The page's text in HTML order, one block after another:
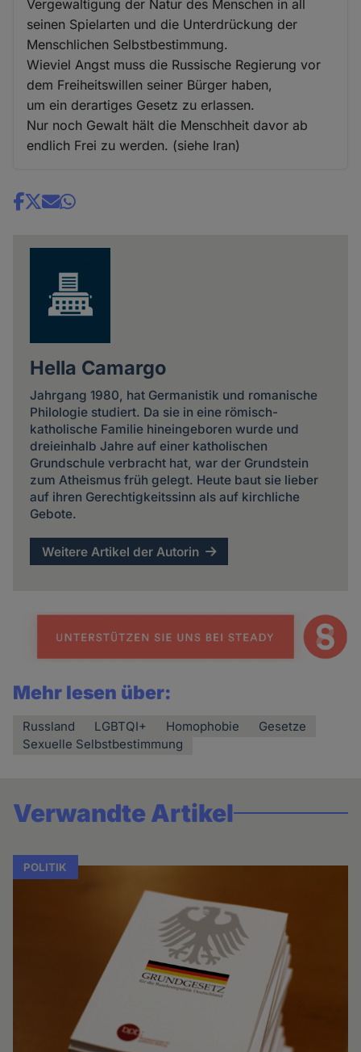
Vergewaltigung der Natur des Menschen in all
seinen Spielarten und die Unterdrückung der
Menschlichen Selbstbestimmung.
Wieviel Angst muss die Russische Regierung vor
dem Freiheitswillen seiner Bürger haben,
um ein derartiges Gesetz zu erlassen.
Nur noch Gewalt hält die Menschheit davor ab
endlich Frei zu werden. (siehe Iran)
Share
Hella Camargo
Jahrgang 1980, hat Germanistik und romanische
Philologie studiert. Da sie in eine römisch-
katholische Familie hineingeboren wurde und
dreieinhalb Jahre auf einer katholischen
Grundschule verbracht hat, war der Grundstein
zum Atheismus früh gelegt. Heute baut sie lieber
auf ihren Gerechtigkeitssinn als auf kirchliche
Gebote.
Weitere Artikel der Autorin
Mehr lesen über:
Russland LGBTQI+ Homophobie
Gesetze
Sexuelle Selbstbestimmung
Verwandte Artikel
POLITIK